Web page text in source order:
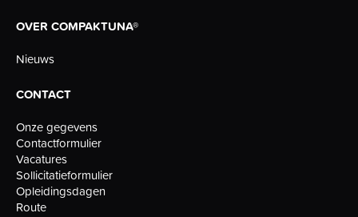
OVER COMPAKTUNA®
Nieuws
CONTACT
Onze gegevens
Contactformulier
Vacatures
Sollicitatieformulier
Opleidingsdagen
Route